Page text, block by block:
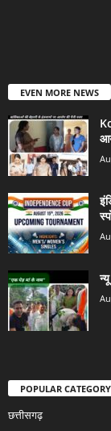
EVEN MORE NEWS
POPULAR CATEGORY
छत्तीसगढ़